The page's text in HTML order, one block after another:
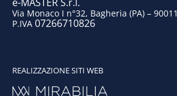
Via Monaco I n°32, Bagheria (PA) – 90011
P.IVA 07266710826
REALIZZAZIONE SITI WEB